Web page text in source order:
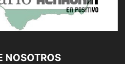
NOSOTROS